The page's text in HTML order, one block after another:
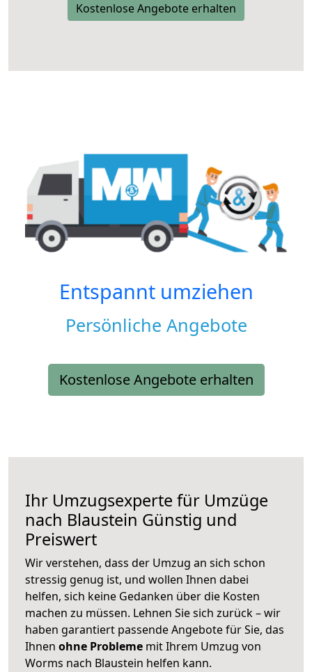
Kostenlose Angebote erhalten
Entspannt umziehen
Persönliche Angebote
Kostenlose Angebote erhalten
Ihr Umzugsexperte für Umzüge
nach Blaustein Günstig und
Preiswert
Wir verstehen, dass der Umzug an sich schon
stressig genug ist, und wollen Ihnen dabei
helfen, sich keine Gedanken über die Kosten
machen zu müssen. Lehnen Sie sich zurück – wir
haben garantiert passende Angebote für Sie, das
Ihnen ohne Probleme mit Ihrem Umzug von
Worms nach Blaustein helfen kann.